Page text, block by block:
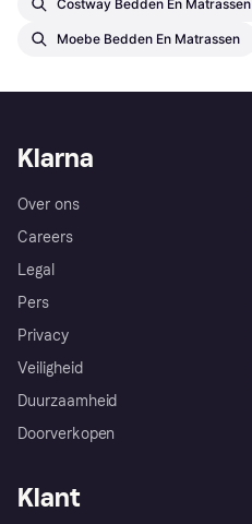
Costway Bedden En Matrassen
Moebe Bedden En Matrassen
Klarna
Over ons
Careers
Legal
Pers
Privacy
Veiligheid
Duurzaamheid
Doorverkopen
Klant